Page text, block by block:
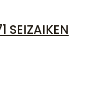
SEIZAIKEN